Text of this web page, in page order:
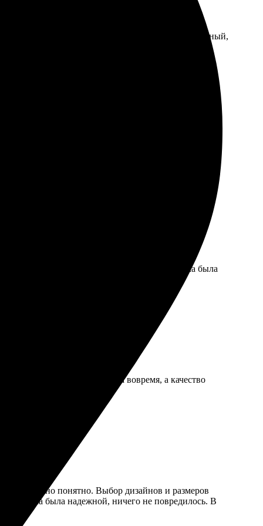
в несколько кликов. Выбор шаблонов разнообразный,
Качество печати на высоте, цвета яркие и
без лишних хлопот. С работы справились на
качество на высоте. Рекомендую всем!
простой и понятный, что радует. Доставка была
интерфейс. Доставка была вовремя, а качество
интуитивно понятно. Выбор дизайнов и размеров
Упаковка была надежной, ничего не повредилось. В